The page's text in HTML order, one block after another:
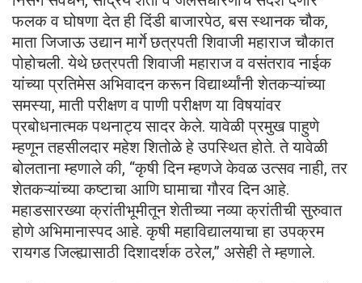
फलक व घोषणा देत ही दिंडी बाजारपेठ, बस स्थानक चौक,
माता जिजाऊ उद्यान मार्गे छत्रपती शिवाजी महाराज चौकात
पोहोचली. येथे छत्रपती शिवाजी महाराज व वसंतराव नाईक
यांच्या प्रतिमेस अभिवादन करून विद्यार्थ्यांनी शेतकऱ्यांच्या
समस्या, माती परीक्षण व पाणी परीक्षण या विषयांवर
प्रबोधनात्मक पथनाट्य सादर केले. यावेळी प्रमुख पाहुणे
म्हणून तहसीलदार महेश शितोळे हे उपस्थित होते. ते यावेळी
बोलताना म्हणाले की, “कृषी दिन म्हणजे केवळ उत्सव नाही, तर
शेतकऱ्यांच्या कष्टाचा आणि घामाचा गौरव दिन आहे.
महाडसारख्या क्रांतीभूमीतून शेतीच्या नव्या क्रांतीची सुरुवात
होणे अभिमानास्पद आहे. कृषी महाविद्यालयाचा हा उपक्रम
रायगड जिल्ह्यासाठी दिशादर्शक ठरेल,” असेही ते म्हणाले.